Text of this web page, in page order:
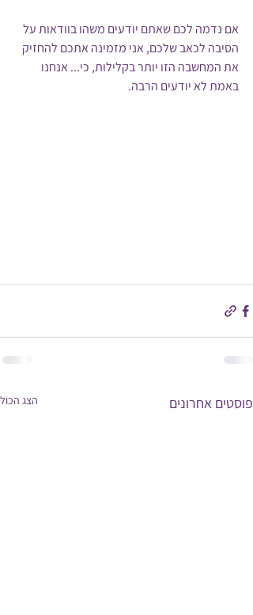
אם נדמה לכם שאתם יודעים משהו בוודאות על
הסיבה לכאב שלכם, אני מזמינה אתכם להחזיק
את המחשבה הזו יותר בקלילות, כי... אנחנו
באמת לא יודעים הרבה.
פוסטים אחרונים הצג הכול